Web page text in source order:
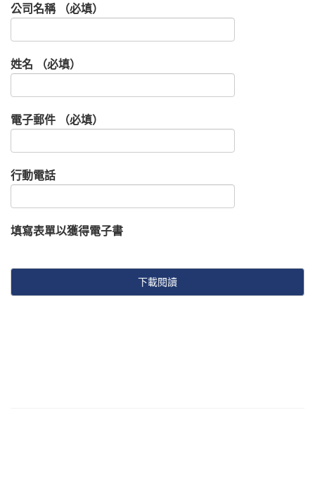
公司名稱 （必填）
姓名 （必填）
電子郵件 （必填）
行動電話
填寫表單以獲得電子書